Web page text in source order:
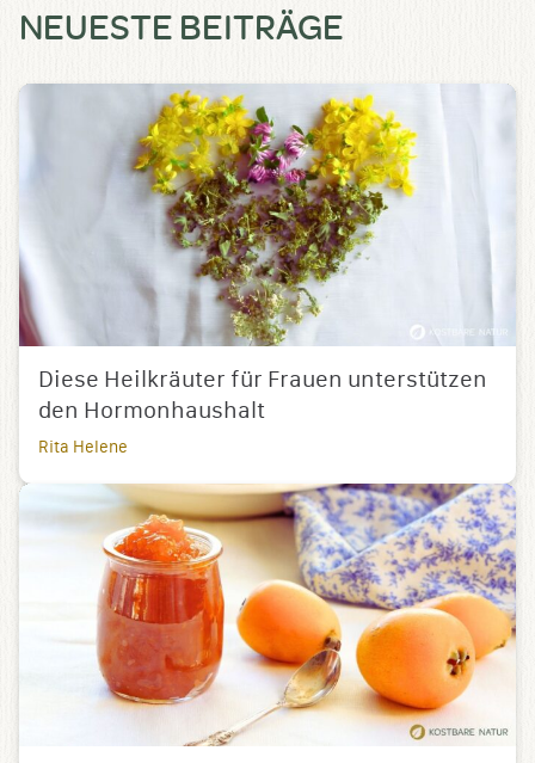
NEUESTE BEITRÄGE
Diese Heilkräuter für Frauen unterstützen
den Hormonhaushalt
Rita Helene